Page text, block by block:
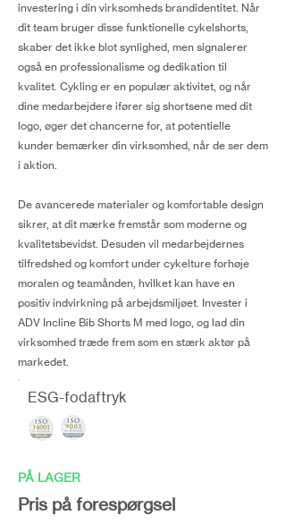
investering i din virksomheds brandidentitet. Når
dit team bruger disse funktionelle cykelshorts,
skaber det ikke blot synlighed, men signalerer
også en professionalisme og dedikation til
kvalitet. Cykling er en populær aktivitet, og når
dine medarbejdere ifører sig shortsene med dit
logo, øger det chancerne for, at potentielle
kunder bemærker din virksomhed, når de ser dem
i aktion.
De avancerede materialer og komfortable design
sikrer, at dit mærke fremstår som moderne og
kvalitetsbevidst. Desuden vil medarbejdernes
tilfredshed og komfort under cykelture forhøje
moralen og teamånden, hvilket kan have en
positiv indvirkning på arbejdsmiljøet. Invester i
ADV Incline Bib Shorts M med logo, og lad din
virksomhed træde frem som en stærk aktør på
markedet.
ESG-fodaftryk
PÅ LAGER
Pris på forespørgsel